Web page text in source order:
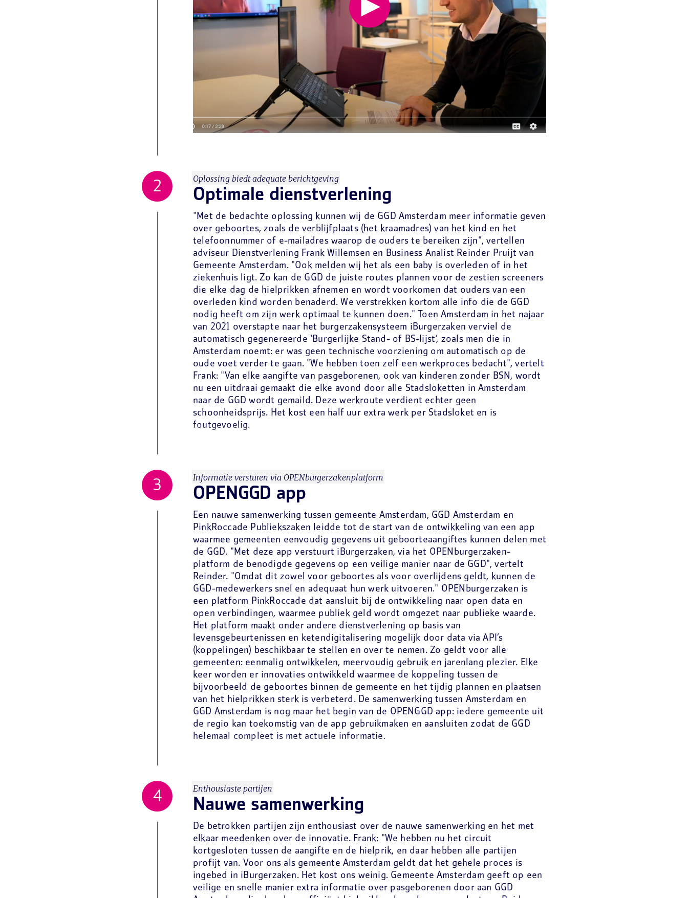
Oplossing biedt adequate berichtgeving
Optimale dienstverlening
"Met de bedachte oplossing kunnen wij de GGD Amsterdam meer informatie geven
over geboortes, zoals de verblijfplaats (het kraamadres) van het kind en het
telefoonnummer of e-mailadres waarop de ouders te bereiken zijn", vertellen
adviseur Dienstverlening Frank Willemsen en Business Analist Reinder Pruijt van
Gemeente Amsterdam. "Ook melden wij het als een baby is overleden of in het
ziekenhuis ligt. Zo kan de GGD de juiste routes plannen voor de zestien screeners
die elke dag de hielprikken afnemen en wordt voorkomen dat ouders van een
overleden kind worden benaderd. We verstrekken kortom alle info die de GGD
nodig heeft om zijn werk optimaal te kunnen doen." Toen Amsterdam in het najaar
van 2021 overstapte naar het burgerzakensysteem iBurgerzaken verviel de
automatisch gegenereerde ‘Burgerlijke Stand- of BS-lijst’, zoals men die in
Amsterdam noemt: er was geen technische voorziening om automatisch op de
oude voet verder te gaan. "We hebben toen zelf een werkproces bedacht", vertelt
Frank: "Van elke aangifte van pasgeborenen, ook van kinderen zonder BSN, wordt
nu een uitdraai gemaakt die elke avond door alle Stadsloketten in Amsterdam
naar de GGD wordt gemaild. Deze werkroute verdient echter geen
schoonheidsprijs. Het kost een half uur extra werk per Stadsloket en is
foutgevoelig.
Informatie versturen via OPENburgerzakenplatform
OPENGGD app
Een nauwe samenwerking tussen gemeente Amsterdam, GGD Amsterdam en
PinkRoccade Publiekszaken leidde tot de start van de ontwikkeling van een app
waarmee gemeenten eenvoudig gegevens uit geboorteaangiftes kunnen delen met
de GGD. "Met deze app verstuurt iBurgerzaken, via het OPENburgerzaken-
platform de benodigde gegevens op een veilige manier naar de GGD", vertelt
Reinder. "Omdat dit zowel voor geboortes als voor overlijdens geldt, kunnen de
GGD-medewerkers snel en adequaat hun werk uitvoeren." OPENburgerzaken is
een platform PinkRoccade dat aansluit bij de ontwikkeling naar open data en
open verbindingen, waarmee publiek geld wordt omgezet naar publieke waarde.
Het platform maakt onder andere dienstverlening op basis van
levensgebeurtenissen en ketendigitalisering mogelijk door data via API’s
(koppelingen) beschikbaar te stellen en over te nemen. Zo geldt voor alle
gemeenten: eenmalig ontwikkelen, meervoudig gebruik en jarenlang plezier. Elke
keer worden er innovaties ontwikkeld waarmee de koppeling tussen de
bijvoorbeeld de geboortes binnen de gemeente en het tijdig plannen en plaatsen
van het hielprikken sterk is verbeterd. De samenwerking tussen Amsterdam en
GGD Amsterdam is nog maar het begin van de OPENGGD app: iedere gemeente uit
de regio kan toekomstig van de app gebruikmaken en aansluiten zodat de GGD
helemaal compleet is met actuele informatie.
Enthousiaste partijen
Nauwe samenwerking
De betrokken partijen zijn enthousiast over de nauwe samenwerking en het met
elkaar meedenken over de innovatie. Frank: "We hebben nu het circuit
kortgesloten tussen de aangifte en de hielprik, en daar hebben alle partijen
profijt van. Voor ons als gemeente Amsterdam geldt dat het gehele proces is
ingebed in iBurgerzaken. Het kost ons weinig. Gemeente Amsterdam geeft op een
veilige en snelle manier extra informatie over pasgeborenen door aan GGD